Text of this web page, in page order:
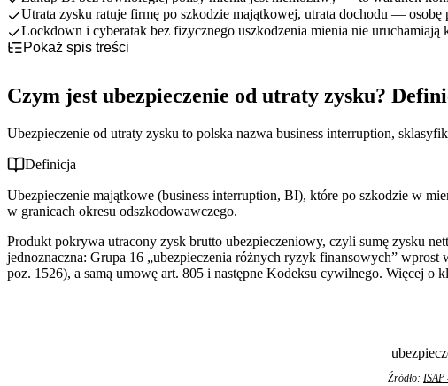
Utrata zysku ratuje firmę po szkodzie majątkowej, utrata dochodu — osobę
Lockdown i cyberatak bez fizycznego uszkodzenia mienia nie uruchamiają
Pokaż spis treści
Utrata zysku a utrata dochodu — czym się różnią?
Ile kosztuje ubezpieczenie od utraty zysku?
Najczęstsze błędy i nieporozumienia wokół ubezpieczenia od utraty zysku
Czym jest ubezpieczenie od utraty zysku?
Ubezpieczenie od utraty zysku to polska nazwa business interruption,
Definicja
Ubezpieczenie majątkowe (business interruption, BI), które po szkodzie w
w granicach okresu odszkodowawczego.
Produkt pokrywa utracony zysk brutto ubezpieczeniowy, czyli sumę zysku
jednoznaczna: Grupa 16 „ubezpieczenia różnych ryzyk finansowych”
poz. 1526), a samą umowę art. 805 i następne Kodeksu cywilnego. Więcej o
Źródło: ISAP